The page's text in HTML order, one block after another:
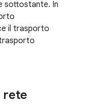
sottostante. In
il trasporto
rete